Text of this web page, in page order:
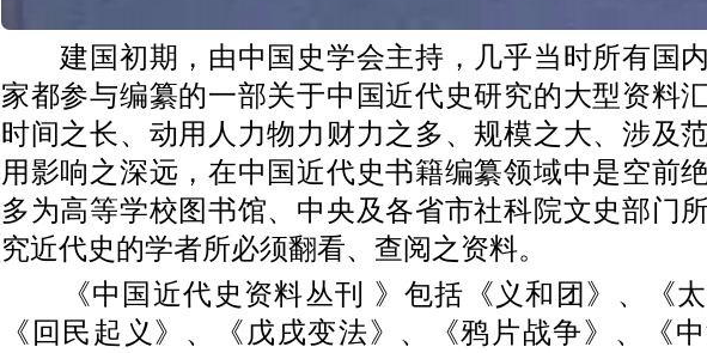
建国初期，由中国史学会主持，几乎当时所有国
家都参与编纂的一部关于中国近代史研究的大型资料
时间之长、动用人力物力财力之多、规模之大、涉及
用影响之深远，在中国近代史书籍编纂领域中是空前
多为高等学校图书馆、中央及各省市社科院文史部门
究近代史的学者所必须翻看、查阅之资料。
《中国近代史资料丛刊 》包括《义和团》、《太
《回民起义》、《戊戌变法》、《鸦片战争》、《中